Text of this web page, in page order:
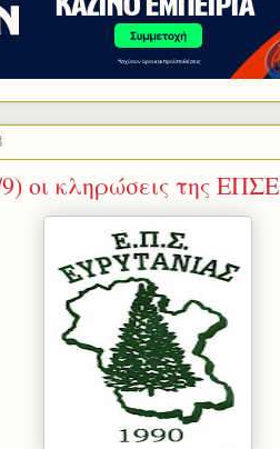
οι κληρώσεις της ΕΠΣΕ